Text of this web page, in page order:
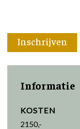
Inschrijven
Informatie
KOSTEN
2150,-